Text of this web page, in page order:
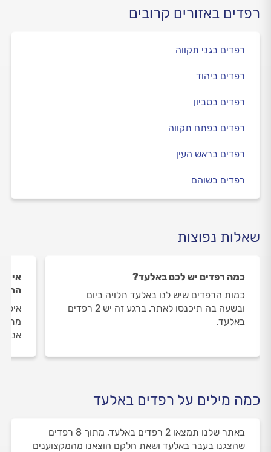
רפדים באזורים קרובים
רפדים בגני תקווה
רפדים ביהוד
רפדים בסביון
רפדים בפתח תקווה
רפדים בראש העין
רפדים בשוהם
שאלות נפוצות
כמה רפדים יש לכם באלעד?
כמות הרפדים שיש לנו באלעד תלויה ביום
ובשעה בה תיכנסו לאתר. ברגע זה יש 2 רפדים
באלעד.
איך
אנו
כמה מילים על רפדים באלעד
באתר שלנו תמצאו 2 רפדים באלעד, מתוך 8 רפדים
שהצגנו בעבר באלעד ושאת חלקם הוצאנו מהמקצוענים